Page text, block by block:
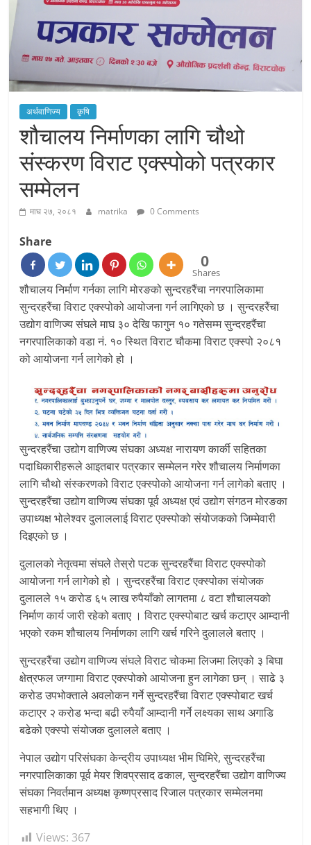
अर्थवाणिज्य कृषि
शौचालय निर्माणका लागि चौथो
संस्करण विराट एक्स्पोको पत्रकार
सम्मेलन
माघ २७, २०८१ matrika 0 Comments
Share
0
Shares
शौचालय निर्माण गर्नका लागि मोरङको सुन्दरहरैंचा नगरपालिकामा
सुन्दरहरैंचा विराट एक्स्पोको आयोजना गर्न लागिएको छ । सुन्दरहरैंचा
उद्योग वाणिज्य संघले माघ ३० देखि फागुन १० गतेसम्म सुन्दरहरैंचा
नगरपालिकाको वडा नं. १० स्थित विराट चौकमा विराट एक्स्पो २०८१
को आयोजना गर्न लागेको हो ।
सुन्दरहरैंचा उद्योग वाणिज्य संघका अध्यक्ष नारायण कार्की सहितका
पदाधिकारीहरूले आइतबार पत्रकार सम्मेलन गरेर शौचालय निर्माणका
लागि चौथो संस्करणको विराट एक्स्पोको आयोजना गर्न लागेको बताए ।
सुन्दरहरैंचा उद्योग वाणिज्य संघका पूर्व अध्यक्ष एवं उद्योग संगठन मोरङका
उपाध्यक्ष भोलेश्वर दुलाललाई विराट एक्स्पोको संयोजकको जिम्मेवारी
दिइएको छ ।
दुलालको नेतृत्वमा संघले तेस्रो पटक सुन्दरहरैंचा विराट एक्स्पोको
आयोजना गर्न लागेको हो । सुन्दरहरैंचा विराट एक्स्पोका संयोजक
दुलालले १५ करोड ६५ लाख रुपैयाँको लागतमा ८ वटा शौचालयको
निर्माण कार्य जारी रहेको बताए । विराट एक्स्पोबाट खर्च कटाएर आम्दानी
भएको रकम शौचालय निर्माणका लागि खर्च गरिने दुलालले बताए ।
सुन्दरहरैंचा उद्योग वाणिज्य संघले विराट चोकमा लिजमा लिएको ३ बिघा
क्षेत्रफल जग्गामा विराट एक्स्पोको आयोजना हुन लागेका छन् । साढे ३
करोड उपभोक्ताले अवलोकन गर्ने सुन्दरहरैंचा विराट एक्स्पोबाट खर्च
कटाएर २ करोड भन्दा बढी रुपैयाँ आम्दानी गर्ने लक्ष्यका साथ अगाडि
बढेको एक्स्पो संयोजक दुलालले बताए ।
नेपाल उद्योग परिसंघका केन्द्रीय उपाध्यक्ष भीम घिमिरे, सुन्दरहरैंचा
नगरपालिकाका पूर्व मेयर शिवप्रसाद ढकाल, सुन्दरहरैंचा उद्योग वाणिज्य
संघका निवर्तमान अध्यक्ष कृष्णप्रसाद रिजाल पत्रकार सम्मेलनमा
सहभागी थिए ।
Views: 367